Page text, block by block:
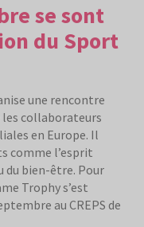
se sont
du Sport
une rencontre
collaborateurs
en Europe. Il
comme l’esprit
du bien-être. Pour
Trophy s’est
au CREPS de